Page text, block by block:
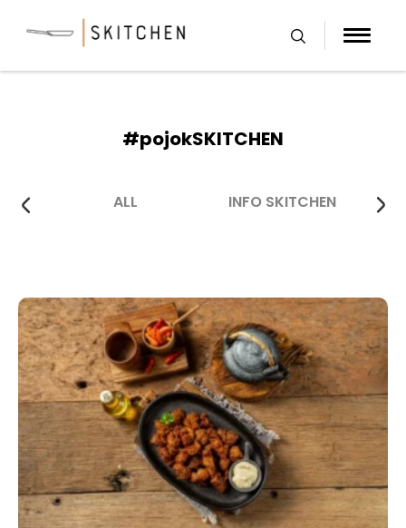
#pojokSKITCHEN
ALL INFO SKITCHEN